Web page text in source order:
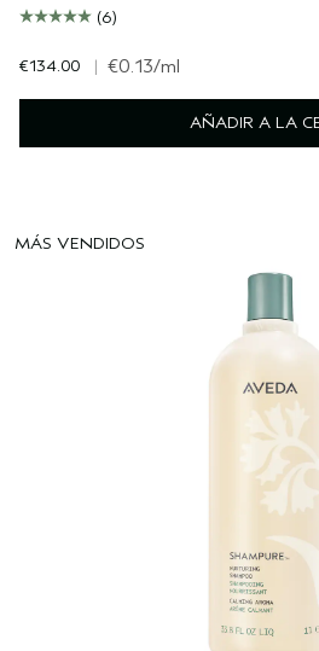
(6)
€134.00 | €0.13/ml
AÑADIR A LA
MÁS VENDIDOS